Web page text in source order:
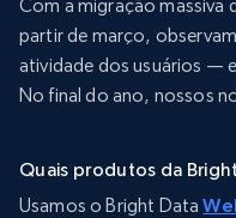
Com a migração massiva
partir de março,
atividade dos usuários —
No final do ano, nossos
Quais produtos da
Usamos o Bright Data